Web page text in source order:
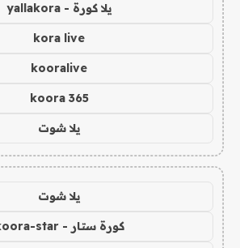
يلا كورة - yallakora
kora live
kooralive
koora 365
يلا شوت
يلا شوت
كورة ستار - koora-star